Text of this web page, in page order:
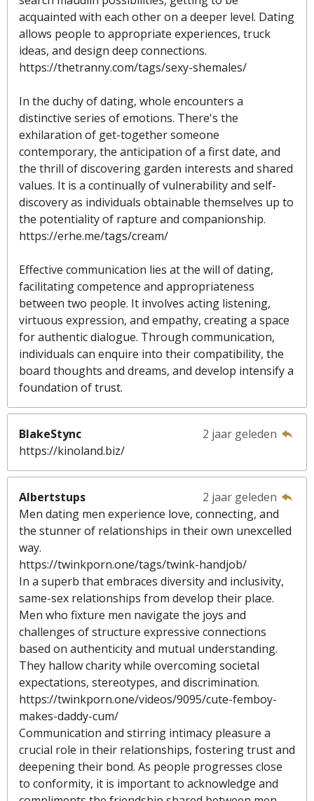
acquainted with each other on a deeper level. Dating
allows people to appropriate experiences, truck
ideas, and design deep connections.
https://thetranny.com/tags/sexy-shemales/
In the duchy of dating, whole encounters a
distinctive series of emotions. There's the
exhilaration of get-together someone
contemporary, the anticipation of a first date, and
the thrill of discovering garden interests and shared
values. It is a continually of vulnerability and self-
discovery as individuals obtainable themselves up to
the potentiality of rapture and companionship.
https://erhe.me/tags/cream/
Effective communication lies at the will of dating,
facilitating competence and appropriateness
between two people. It involves acting listening,
virtuous expression, and empathy, creating a space
for authentic dialogue. Through communication,
individuals can enquire into their compatibility, the
board thoughts and dreams, and develop intensify a
foundation of trust.
BlakeStync
2 jaar geleden
https://kinoland.biz/
Albertstups
2 jaar geleden
Men dating men experience love, connecting, and
the stunner of relationships in their own unexcelled
way.
https://twinkporn.one/tags/twink-handjob/
In a superb that embraces diversity and inclusivity,
same-sex relationships from develop their place.
Men who fixture men navigate the joys and
challenges of structure expressive connections
based on authenticity and mutual understanding.
They hallow charity while overcoming societal
expectations, stereotypes, and discrimination.
https://twinkporn.one/videos/9095/cute-femboy-
makes-daddy-cum/
Communication and stirring intimacy pleasure a
crucial role in their relationships, fostering trust and
deepening their bond. As people progresses close
to conformity, it is important to acknowledge and